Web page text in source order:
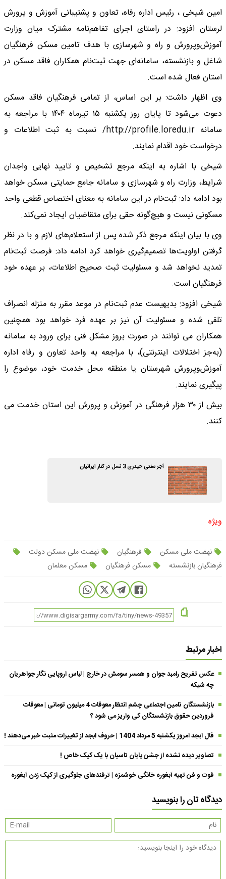
امین شیخی ، رئیس اداره رفاه، تعاون و پشتیبانی آموزش و پرورش
لرستان افزود: در راستای اجرای تفاهم‌نامه مشترک میان وزارت
آموزش‌وپرورش و راه و شهرسازی با هدف تامین مسکن فرهنگیان
شاغل و بازنشسته، سامانه‌ای جهت ثبت‌نام همکاران فاقد مسکن در
استان فعال شده است.
وی اظهار داشت: بر این اساس، از تمامی فرهنگیان فاقد مسکن
دعوت می‌شود تا پایان روز یکشنبه ۱۵ تیرماه ۱۴۰۴ با مراجعه به
سامانه http://profile.loredu.ir/ نسبت به ثبت اطلاعات و
درخواست خود اقدام نمایند.
شیخی با اشاره به اینکه مرجع تشخیص و تایید نهایی واجدان
شرایط، وزارت راه و شهرسازی و سامانه جامع حمایتی مسکن خواهد
بود ادامه داد: ثبت‌نام در این سامانه به معنای اختصاص قطعی واحد
مسکونی نیست و هیچ‌گونه حقی برای متقاضیان ایجاد نمی‌کند.
وی با بیان اینکه مرجع ذکر شده پس از استعلام‌های لازم و با در نظر
گرفتن اولویت‌ها تصمیم‌گیری خواهد کرد ادامه داد: فرصت ثبت‌نام
تمدید نخواهد شد و مسئولیت ثبت صحیح اطلاعات، بر عهده خود
فرهنگیان است.
شیخی افزود: بدیهیست عدم ثبت‌نام در موعد مقرر به منزله انصراف
تلقی شده و مسئولیت آن نیز بر عهده فرد خواهد بود همچنین
همکاران می توانند در صورت بروز مشکل فنی برای ورود به سامانه
(به‌جز اختلالات اینترنتی)، با مراجعه به واحد تعاون و رفاه اداره
آموزش‌وپرورش شهرستان یا منطقه محل خدمت خود، موضوع را
پیگیری نمایند.
بیش از ۳۰ هزار فرهنگی در آموزش و پرورش این استان خدمت می
کنند.
آجر سنتی حیدری 3 نسل در کنار ایرانیان
ویژه
نهضت ملی مسکن فرهنگیان
نهضت ملی مسکن دولت
فرهنگیان بازنشسته
مسکن فرهنگیان مسکن معلمان
اخبار مرتبط
عکس تفریح رامبد جوان و همسر سومش در خارج | لباس اروپایی نگار جواهریان
چه شیکه
بازنشستگان تامین اجتماعی چشم انتظار معوقات 4 میلیون تومانی | معوقات
فروردین حقوق بازنشستگان کی واریز می شود ؟
فال ابجد امروز یکشنبه 5 مرداد 1404 | حروف ابجد از تغییرات مثبت خبر می‌دهند !
تصاویر دیده نشده از جشن پایان تاسیان با یک کیک خاص !
فوت و فن تهیه آبغوره خانگی خوشمزه | ترفندهای جلوگیری از کپک زدن آبغوره
دیدگاه تان را بنویسید